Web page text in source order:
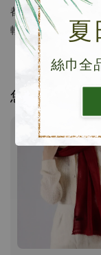
夏
絲巾全
都能為日常造型增
輕鬆完成不費力的
您可能也喜歡